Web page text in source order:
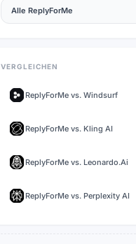
Alle ReplyForMe
VERGLEICHEN
ReplyForMe vs. Windsurf
ReplyForMe vs. Kling AI
ReplyForMe vs. Leonardo.Ai
ReplyForMe vs. Perplexity AI